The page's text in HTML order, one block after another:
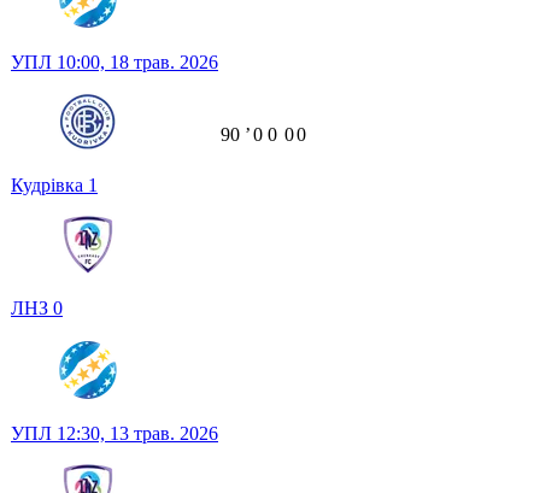
УПЛ 10:00, 18 трав. 2026
Кудрівка 1
ЛНЗ 0
90 ʼ0 0 00
УПЛ 12:30, 13 трав. 2026